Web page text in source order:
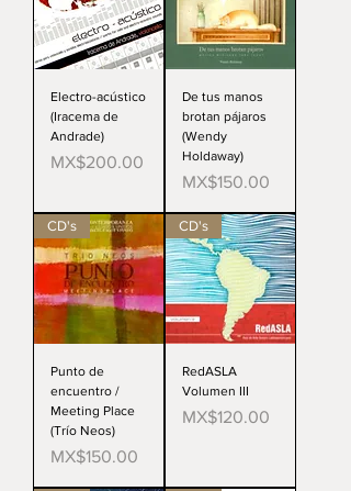
Electro-acústico
(Iracema de
Andrade)
Price
MX$200.00
De tus manos
brotan pájaros
(Wendy
Holdaway)
Price
MX$150.00
CD's
Punto de
encuentro /
Meeting Place
(Trío Neos)
Price
MX$150.00
CD's
RedASLA
Volumen III
Price
MX$120.00